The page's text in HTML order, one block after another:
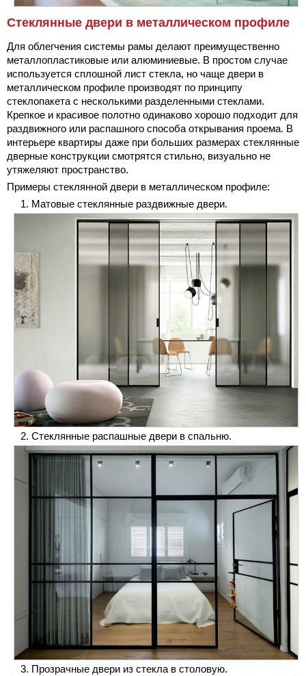
Стеклянные двери в металлическом профиле
Для облегчения системы рамы делают преимущественно
металлопластиковые или алюминиевые. В простом случае
используется сплошной лист стекла, но чаще двери в
металлическом профиле производят по принципу
стеклопакета с несколькими разделенными стеклами.
Крепкое и красивое полотно одинаково хорошо подходит для
раздвижного или распашного способа открывания проема. В
интерьере квартиры даже при больших размерах стеклянные
дверные конструкции смотрятся стильно, визуально не
утяжеляют пространство.
Примеры стеклянной двери в металлическом профиле:
Матовые стеклянные раздвижные двери.
Стеклянные распашные двери в спальню.
Прозрачные двери из стекла в столовую.